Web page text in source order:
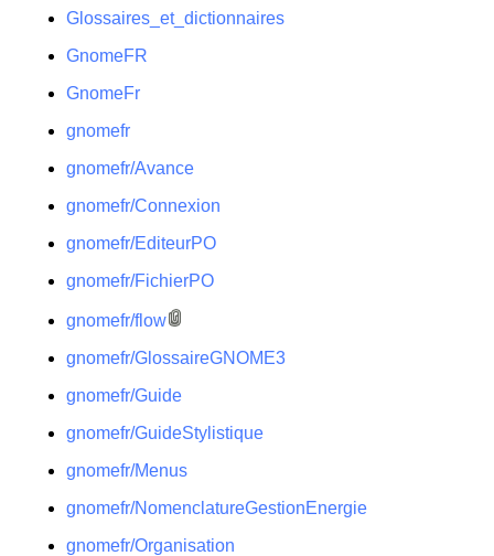
Glossaires_et_dictionnaires
GnomeFR
GnomeFr
gnomefr
gnomefr/Avance
gnomefr/Connexion
gnomefr/EditeurPO
gnomefr/FichierPO
gnomefr/flow
gnomefr/GlossaireGNOME3
gnomefr/Guide
gnomefr/GuideStylistique
gnomefr/Menus
gnomefr/NomenclatureGestionEnergie
gnomefr/Organisation